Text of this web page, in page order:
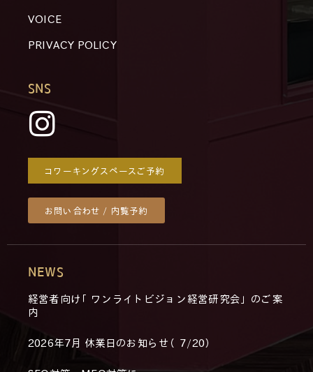
VOICE
PRIVACY POLICY
SNS
コワーキングスペースご予約
お問い合わせ / 内覧予約
NEWS
経営者向け「ワンライトビジョン経営研究会」のご案
内
2026年7月 休業日のお知らせ（7/20）